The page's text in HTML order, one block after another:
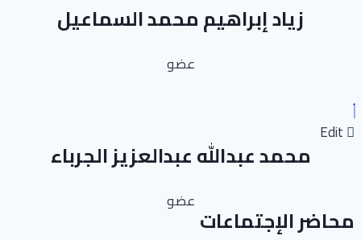
Edit
زياد إبراهيم محمد السماعيل
عضو
محمد عبدالله عبدالعزيز الجرباء
عضو
محاضر الإجتماعات